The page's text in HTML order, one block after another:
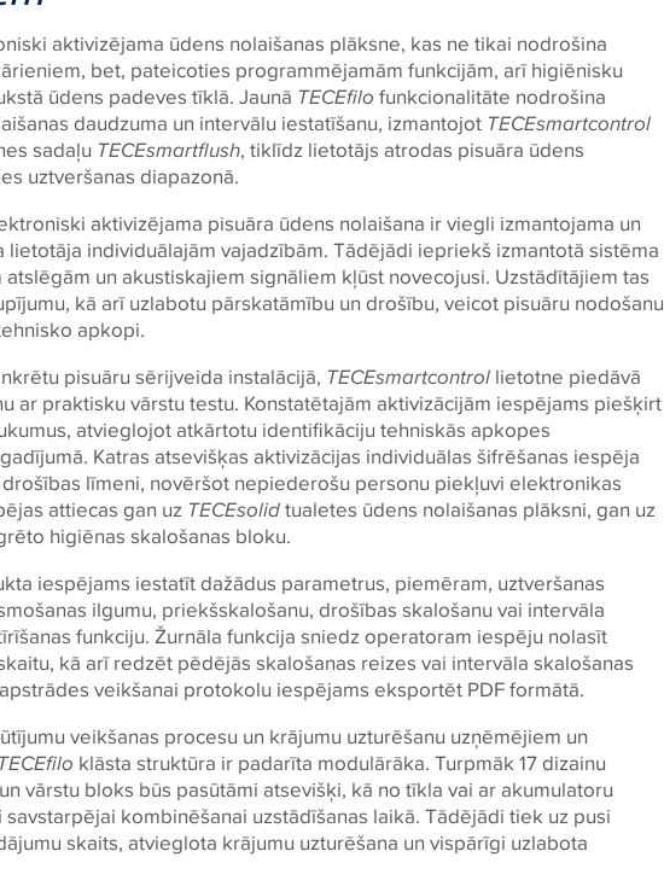
aktivizējama ūdens nolaišanas plāksne, kas ne tikai nodrošina
bet, pateicoties programmējamām funkcijām, arī higiēnisku
ūdens padeves tīklā. Jaunā TECEfilo funkcionalitāte nodrošina
daudzuma un intervālu iestatīšanu, izmantojot TECEsmartcontrol
sadaļu TECEsmartflush, tiklīdz lietotājs atrodas pisuāra ūdens
uztveršanas diapazonā.
aktivizējama pisuāra ūdens nolaišana ir viegli izmantojama un
lietotāja individuālajām vajadzībām. Tādējādi iepriekš izmantotā sistēma
un akustiskajiem signāliem kļūst novecojusi. Uzstādītājiem tas
kā arī uzlabotu pārskatāmību un drošību, veicot pisuāru nodošanu
apkopi.
pisuāru sērijveida instalācijā, TECEsmartcontrol lietotne piedāvā
ar praktisku vārstu testu. Konstatētajām aktivizācijām iespējams piešķirt
atvieglojot atkārtotu identifikāciju tehniskās apkopes
Katras atsevišķas aktivizācijas individuālas šifrēšanas iespēja
līmeni, novēršot nepiederošu personu piekļuvi elektronikas
attiecas gan uz TECEsolidtualetes ūdens nolaišanas plāksni, gan uz
higiēnas skalošanas bloku.
iespējams iestatīt dažādus parametrus, piemēram, uztveršanas
ilgumu, priekšskalošanu, drošības skalošanu vai intervāla
funkciju. Žurnāla funkcija sniedz operatoram iespēju nolasīt
kā arī redzēt pēdējās skalošanas reizes vai intervāla skalošanas
veikšanai protokolu iespējams eksportēt PDF formātā.
veikšanas procesu un krājumu uzturēšanu uzņēmējiem un
TECEfilo klāsta struktūra ir padarīta modulārāka. Turpmāk 17 dizainu
vārstu bloks būs pasūtāmi atsevišķi, kā no tīkla vai ar akumulatoru
kombinēšanai uzstādīšanas laikā. Tādējādi tiek uz pusi
skaits, atvieglota krājumu uzturēšana un vispārīgi uzlabota